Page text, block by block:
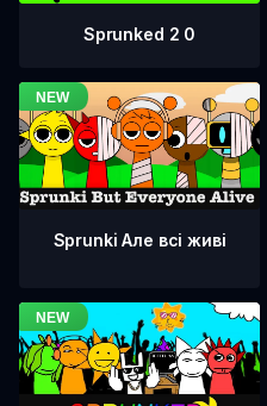
Sprunked 2 0
Sprunki Але всі живі